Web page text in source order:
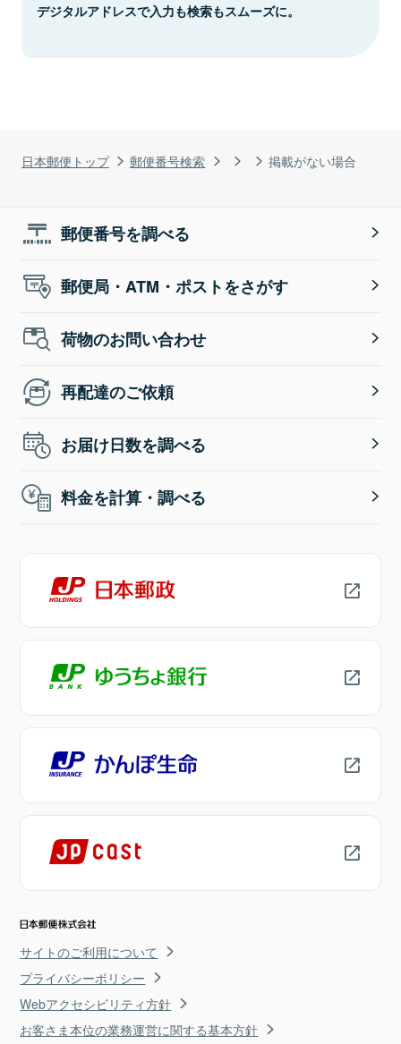
日本郵便トップ 郵便番号検索 掲載がない場合
デジタルアドレスで入力も検索もスムーズに。
郵便番号を調べる
郵便局・ATM・ポストをさがす
荷物のお問い合わせ
再配達のご依頼
お届け日数を調べる
料金を計算・調べる
サイトのご利用について
プライバシーポリシー
Webアクセシビリティ方針
お客さま本位の業務運営に関する基本方針